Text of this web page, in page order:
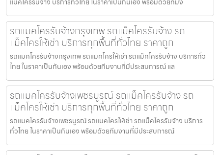
รถแมคโครรับจ้างกรุงเทพ รถแม็คโครรับจ้าง รถ
แม็คโครให้เช่า บริการทุกพื้นที่ทั่วไทย ราคาถูก
รถแมคโครรับจ้างกรุงเทพ รถแมคโครให้เช่า รถแม็คโครรับจ้าง บริการทั่ว
ไทย ในราคาเป็นกันเอง พร้อมด้วยทีมงานที่มีประสบการณ์ แล
รถแมคโครรับจ้างเพชรบูรณ์ รถแม็คโครรับจ้าง รถ
แม็คโครให้เช่า บริการทุกพื้นที่ทั่วไทย ราคาถูก
รถแมคโครรับจ้างเพชรบูรณ์ รถแมคโครให้เช่า รถแม็คโครรับจ้าง บริการ
ทั่วไทย ในราคาเป็นกันเอง พร้อมด้วยทีมงานที่มีประสบการณ์